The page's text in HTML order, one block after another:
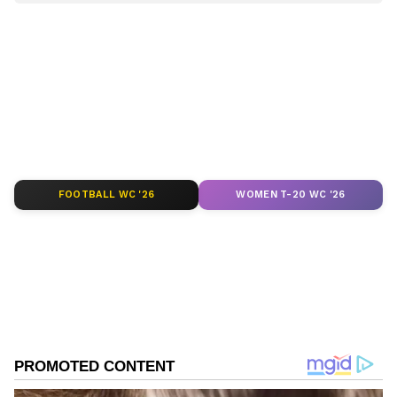
FOOTBALL WC '26 WOMEN T-20 WC '26